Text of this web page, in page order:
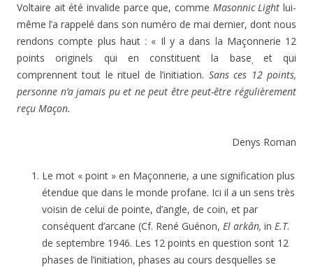
Voltaire ait été invalide parce que, comme Masonnic Light lui-
même l’a rappelé dans son numéro de mai dernier, dont nous
rendons compte plus haut : « Il y a dans la Maçonnerie 12
points originels qui en constituent la base, et qui
comprennent tout le rituel de l’initiation. Sans ces 12 points,
personne n’a jamais pu et ne peut être peut-être régulièrement
reçu Maçon.
Denys Roman
Le mot « point » en Maçonnerie, a une signification plus
étendue que dans le monde profane. Ici il a un sens très
voisin de celui de pointe, d’angle, de coin, et par
conséquent d’arcane (Cf. René Guénon, El arkân, in E.T.
de septembre 1946. Les 12 points en question sont 12
phases de l’initiation, phases au cours desquelles se